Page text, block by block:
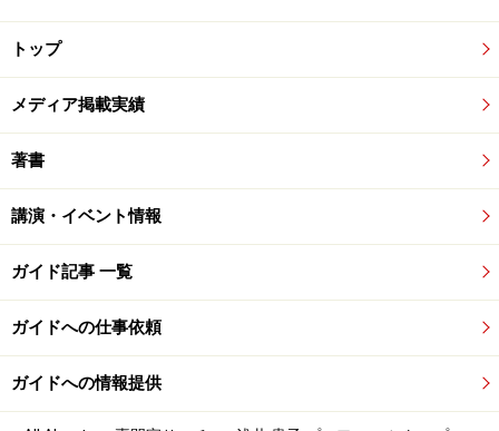
トップ
メディア掲載実績
著書
講演・イベント情報
ガイド記事 一覧
ガイドへの仕事依頼
ガイドへの情報提供